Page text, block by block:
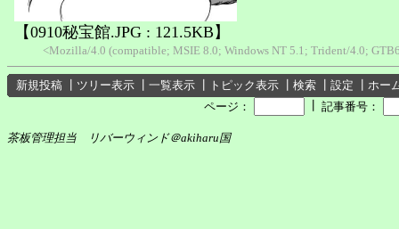
【0910秘宝館.JPG : 121.5KB】
<Mozilla/4.0 (compatible; MSIE 8.0; Windows NT 5.1; Trident/4.0;
新規投稿 ツリー表示 一覧表示 トピック表示 検索 設定
ホー
ページ：
記事番号：
茶板管理担当 リバーウィンド＠akiharu国